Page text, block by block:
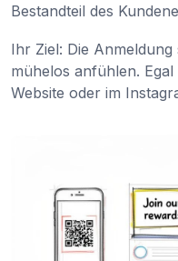
Bestandteil des
Ihr Ziel: Die
mühelos anfühlen.
Website oder im